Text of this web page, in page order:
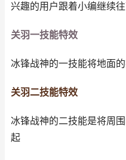
兴趣的用户跟着小编继续往
关羽一技能特效
冰锋战神的一技能将地面
关羽二技能特效
冰锋战神的二技能是将周
起